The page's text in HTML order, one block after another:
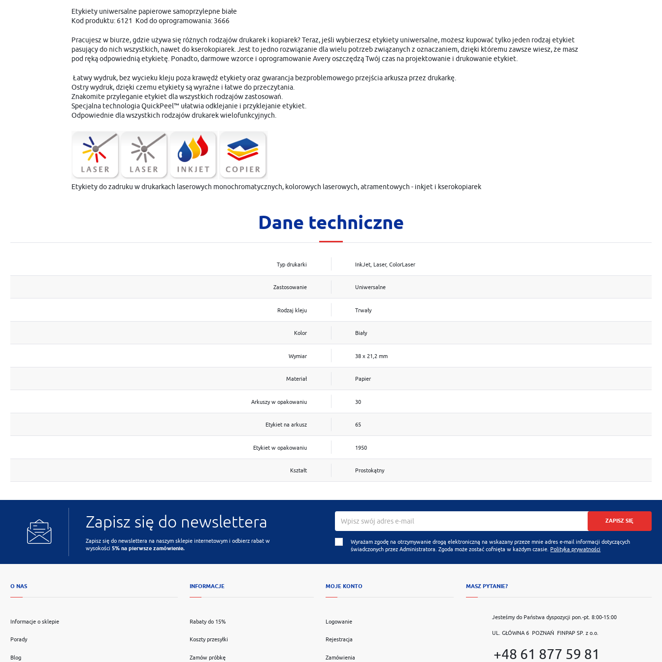
Etykiety uniwersalne papierowe samoprzylepne białe
Kod produktu: 6121 Kod do oprogramowania: 3666
Pracujesz w biurze, gdzie używa się różnych rodzajów drukarek i kopiarek? Teraz, jeśli wybierzesz etykiety uniwersalne, możesz kupować tylko jeden rodzaj etykiet
pasujący do nich wszystkich, nawet do kserokopiarek. Jest to jedno rozwiązanie dla wielu potrzeb związanych z oznaczaniem, dzięki któremu zawsze wiesz, że masz
pod ręką odpowiednią etykietę. Ponadto, darmowe wzorce i oprogramowanie Avery oszczędzą Twój czas na projektowanie i drukowanie etykiet.
Łatwy wydruk, bez wycieku kleju poza krawędź etykiety oraz gwarancja bezproblemowego przejścia arkusza przez drukarkę.
Ostry wydruk, dzięki czemu etykiety są wyraźne i łatwe do przeczytania.
Znakomite przyleganie etykiet dla wszystkich rodzajów zastosowań.
Specjalna technologia QuickPeel™ ułatwia odklejanie i przyklejanie etykiet.
Odpowiednie dla wszystkich rodzajów drukarek wielofunkcyjnych.
Etykiety do zadruku w drukarkach laserowych monochromatycznych, kolorowych laserowych, atramentowych - inkjet i kserokopiarek
Dane techniczne
Typ drukarki InkJet, Laser, ColorLaser
Zastosowanie Uniwersalne
Rodzaj kleju Trwały
Kolor Biały
Wymiar 38 x 21,2 mm
Materiał Papier
Arkuszy w opakowaniu 30
Etykiet na arkusz 65
Etykiet w opakowaniu 1950
Kształt Prostokątny
Zapisz się do newslettera
Zapisz się do newslettera na naszym sklepie internetowym i odbierz rabat w
wysokości5% na pierwsze zamówienie.
ZAPISZ SIĘ
Wyrażam zgodę na otrzymywanie drogą elektroniczną na wskazany przeze mnie adres e-mail informacji dotyczących
świadczonych przez Administratora. Zgoda może zostać cofnięta w każdym czasie. Polityka prywatności
O NAS
Informacje o sklepie
Porady
Blog
INFORMACJE
Rabaty do 15%
Koszty przesyłki
Zamów próbkę
MOJE KONTO
Logowanie
Rejestracja
Zamówienia
MASZ PYTANIE?
Jesteśmy do Państwa dyspozycji pon.-pt. 8:00-15:00
UL. GŁÓWNA 6 POZNAŃ FINPAP SP. z o.o.
+48 61 877 59 81
Promocyjne pliki cookies służą do prezentowania Ci naszych komunikatów na podstawie analizy
Twoich upodobań oraz Twoich zwyczajów dotyczących przeglądanej witryny internetowej. Treści
prezentujących nasze treści w postaci wiadomości, ofert, komunikatów mediów społecznościowych.
Więcej